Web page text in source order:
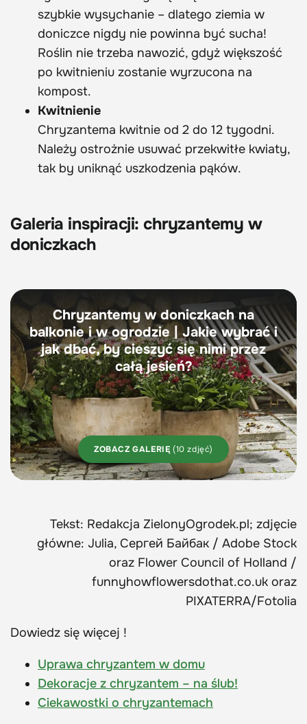
szybkie wysychanie – dlatego ziemia w
doniczce nigdy nie powinna być sucha!
Roślin nie trzeba nawozić, gdyż większość
po kwitnieniu zostanie wyrzucona na
kompost.
Kwitnienie
Chryzantema kwitnie od 2 do 12 tygodni.
Należy ostrożnie usuwać przekwitłe kwiaty,
tak by uniknąć uszkodzenia pąków.
Galeria inspiracji: chryzantemy w
doniczkach
Chryzantemy w doniczkach na
balkonie i w ogrodzie | Jakie wybrać i
jak dbać, by cieszyć się nimi przez
całą jesień?
ZOBACZ GALERIĘ (10 zdjęć)
Tekst: Redakcja ZielonyOgrodek.pl; zdjęcie
główne: Julia, Сергей Байбак / Adobe Stock
oraz Flower Council of Holland /
funnyhowflowersdothat.co.uk oraz
PIXATERRA/Fotolia
Dowiedz się więcej !
Uprawa chryzantem w domu
Dekoracje z chryzantem – na ślub!
Ciekawostki o chryzantemach